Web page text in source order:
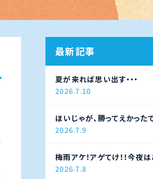
最新記事
夏が来れば思い出す・・・
2026.7.10
ほいじゃが、勝ってえかったで
2026.7.9
梅雨アケ！アゲてけ！！今夜
ナイター！！！
2026.7.8